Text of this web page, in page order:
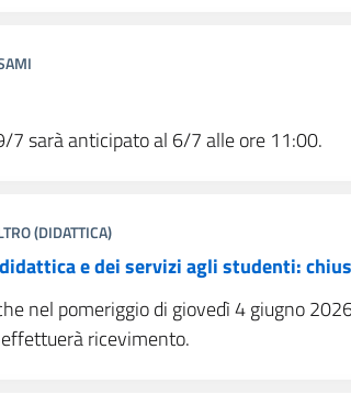
7 sarà anticipato al 6/7 alle ore 11:00.
(DIDATTICA)
e dei servizi agli studenti:
nel pomeriggio di giovedì 4 giugno
ricevimento.